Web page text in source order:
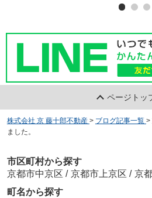
ページトッ
株式会社 京 藤十郎不動産 > ブログ記事一覧 >
ました。
市区町村から探す
京都市中京区 / 京都市上京区 / 京
町名から探す